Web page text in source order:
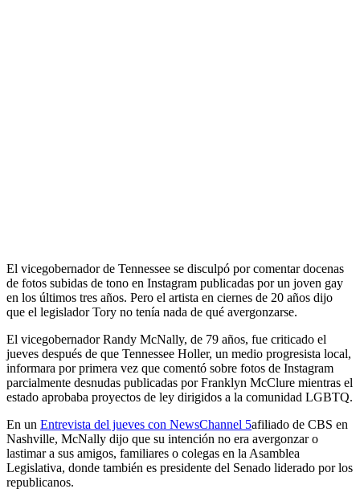
El vicegobernador de Tennessee se disculpó por comentar docenas
de fotos subidas de tono en Instagram publicadas por un joven gay
en los últimos tres años. Pero el artista en ciernes de 20 años dijo
que el legislador Tory no tenía nada de qué avergonzarse.
El vicegobernador Randy McNally, de 79 años, fue criticado el
jueves después de que Tennessee Holler, un medio progresista local,
informara por primera vez que comentó sobre fotos de Instagram
parcialmente desnudas publicadas por Franklyn McClure mientras el
estado aprobaba proyectos de ley dirigidos a la comunidad LGBTQ.
En un Entrevista del jueves con NewsChannel 5afiliado de CBS en
Nashville, McNally dijo que su intención no era avergonzar o
lastimar a sus amigos, familiares o colegas en la Asamblea
Legislativa, donde también es presidente del Senado liderado por los
republicanos.